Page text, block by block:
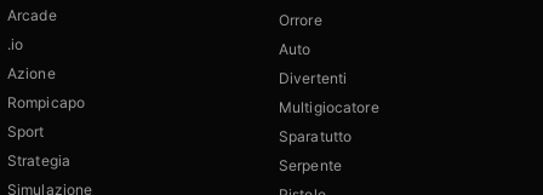
Arcade
.io
Azione
Rompicapo
Sport
Strategia
Simulazione
Orrore
Auto
Divertenti
Multigiocatore
Sparatutto
Serpente